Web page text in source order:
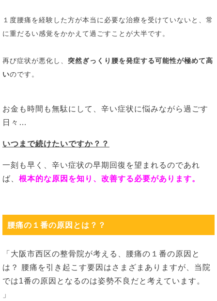
１度腰痛を経験した方が本当に必要な治療を受けていないと、 常
に重だるい感覚をかかえて過ごすことが大半です。
再び症状が悪化し、 突然ぎっくり腰を発症する可能性が極めて高
いのです。
お金も時間も無駄にして、辛い症状に悩みながら過ごす
日々…
いつまで続けたいですか？？
一刻も早く、辛い症状の早期回復を望まれるのであれ
ば、 根本的な原因を知り、改善する必要があります。
腰痛の１番の原因とは？？
「大阪市西区の整骨院が考える、腰痛の１番の原因と
は？ 腰痛を引き起こす要因はさまざまありますが、当院
では1番の原因となるのは姿勢不良だと考えています。
」